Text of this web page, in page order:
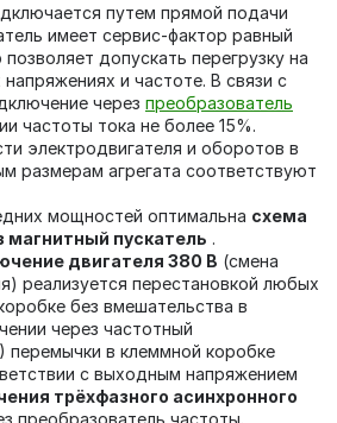
путем прямой подачи
имеет сервис-фактор равный
допускать перегрузку на
и частоте. В связи с
через преобразователь
частоты тока не более 15%.
электродвигателя и оборотов в
размерам агрегата соответствуют
мощностей оптимальна схема
магнитный пускатель .
двигателя 380 В (смена
реализуется перестановкой любых
без вмешательства в
через частотный
перемычки в клеммной коробке
с выходным напряжением
трёхфазного асинхронного
преобразователь частоты.